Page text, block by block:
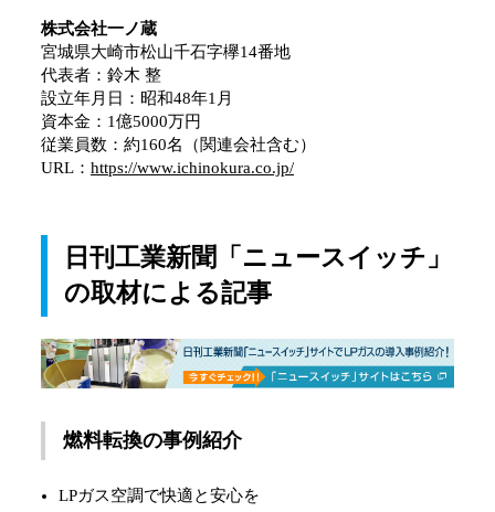
株式会社一ノ蔵
宮城県大崎市松山千石字欅14番地
代表者：鈴木 整
設立年月日：昭和48年1月
資本金：1億5000万円
従業員数：約160名（関連会社含む）
URL： https://www.ichinokura.co.jp/
日刊工業新聞「ニュースイッチ」
の取材による記事
燃料転換の事例紹介
LPガス空調で快適と安心を